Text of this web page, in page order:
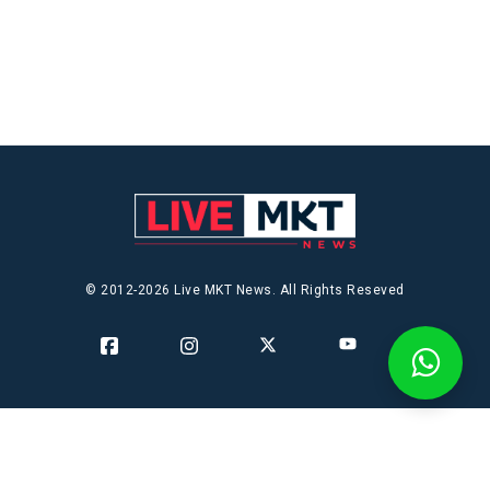
© 2012-2026 Live MKT News. All Rights Reseved